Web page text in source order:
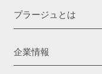
プラージュとは
企業情報